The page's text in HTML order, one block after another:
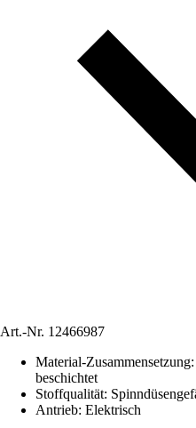
Art.-Nr. 12466987
Material-Zusammensetzung:
beschichtet
Stoffqualität:
Antrieb: Elektrisch